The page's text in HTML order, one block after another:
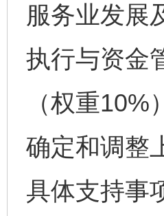
服务业发展
执行与资金
（权重
确定和调整
具体支持事